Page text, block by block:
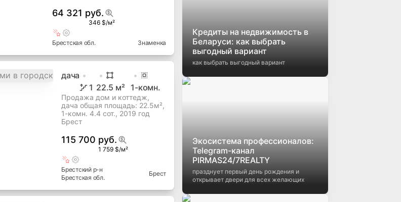
64 321 руб.
346 $/м²
Брестская обл. Знаменка
дача
1 22.5 м² 1-комн.
Продажа дом и коттедж,
дача общая площадь: 22.5м²,
1-комн. 4.4 сот., 2019 год
Брест
115 700 руб.
1 759 $/м²
Брестскийр-н
Брестская обл.
Брест
Кредиты на недвижимость в
Беларуси: как выбрать
выгодный вариант
как выбрать выгодный вариант
Экосистема профессионалов:
Telegram-канал
PIRMAS24/7REALTY
празднует первый день рождения и
открывает двери для всех желающих